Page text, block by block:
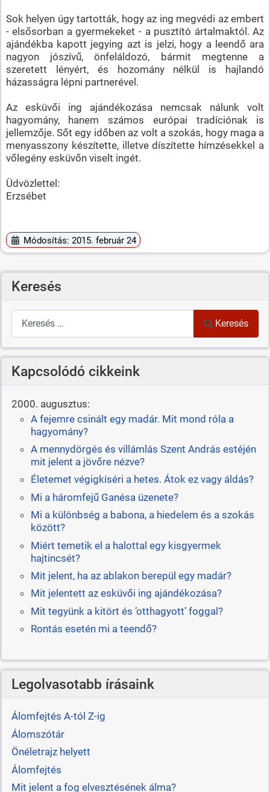
Sok helyen úgy tartották, hogy az ing megvédi az embert
- elsősorban a gyermekeket - a pusztító ártalmaktól. Az
ajándékba kapott jegying azt is jelzi, hogy a leendő ara
nagyon jószívű, önfeláldozó, bármit megtenne a
szeretett lényért, és hozomány nélkül is hajlandó
házasságra lépni partnerével.
Az esküvői ing ajándékozása nemcsak nálunk volt
hagyomány, hanem számos európai tradíciónak is
jellemzője. Sőt egy időben az volt a szokás, hogy maga a
menyasszony készítette, illetve díszítette hímzésekkel a
vőlegény esküvőn viselt ingét.
Üdvözlettel:
Erzsébet
Módosítás: 2015. február 24
Keresés
Keresés
Keresés
Kapcsolódó cikkeink
2000. augusztus:
A fejemre csinált egy madár. Mit mond róla a
hagyomány?
A mennydörgés és villámlás Szent András estéjén
mit jelent a jövőre nézve?
Életemet végigkíséri a hetes. Átok ez vagy áldás?
Mi a háromfejű Ganésa üzenete?
Mi a különbség a babona, a hiedelem és a szokás
között?
Miért temetik el a halottal egy kisgyermek
hajtincsét?
Mit jelent, ha az ablakon berepül egy madár?
Mit jelentett az esküvői ing ajándékozása?
Mit tegyünk a kitört és ’otthagyott’ foggal?
Rontás esetén mi a teendő?
Legolvasotabb írásaink
Álomfejtés A-tól Z-ig
Álomszótár
Önéletrajz helyett
Álomfejtés
Mit jelent a fog elvesztésének álma?